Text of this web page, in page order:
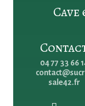
04 77 33 66
sale42.fr